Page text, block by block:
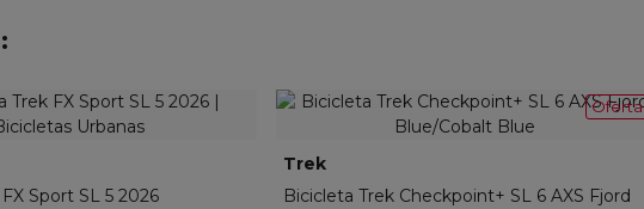
Sport SL 5 2026
Oferta
Trek
Bicicleta Trek Checkpoint+ SL 6 AXS Fjord